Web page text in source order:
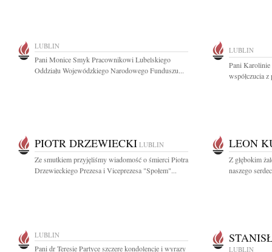
LUBLIN
Pani Monice Smyk Pracownikowi Lubelskiego
Oddziału Wojewódzkiego Narodowego Funduszu...
LUBLIN
Pani Karolinie
współczucia
PIOTR DRZEWIECKI LUBLIN
Ze smutkiem przyjęliśmy wiadomość o śmierci Piotra
Drzewieckiego Prezesa i Viceprezesa "Społem"...
LEON
Z głębokim
naszego
LUBLIN
Pani dr Teresie Partyce szczere kondolencje i wyrazy
LUBLIN